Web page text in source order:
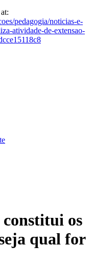
pedagogia/noticias-e-
atividade-de-extensao-
os
qual for